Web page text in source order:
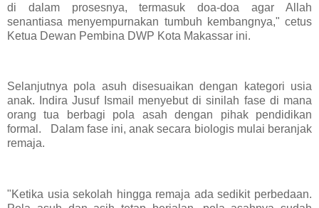
di dalam prosesnya, termasuk doa-doa agar Allah
senantiasa menyempurnakan tumbuh kembangnya," cetus
Ketua Dewan Pembina DWP Kota Makassar ini.
Selanjutnya pola asuh disesuaikan dengan kategori usia
anak. Indira Jusuf Ismail menyebut di sinilah fase di mana
orang tua berbagi pola asah dengan pihak pendidikan
formal. Dalam fase ini, anak secara biologis mulai beranjak
remaja.
"Ketika usia sekolah hingga remaja ada sedikit perbedaan.